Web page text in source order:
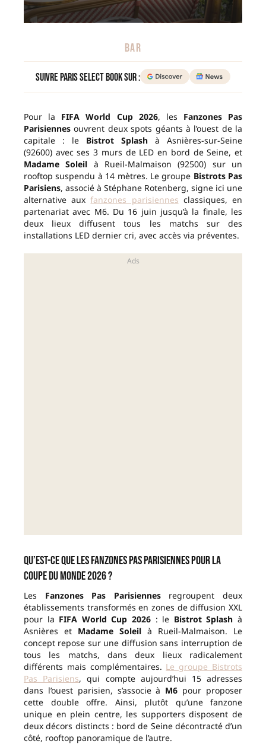
BAR
Suivre Paris Select Book sur :
Pour la FIFA World Cup 2026, les Fanzones Pas
Parisiennes ouvrent deux spots géants à l’ouest de la
capitale : le Bistrot Splash à Asnières-sur-Seine
(92600) avec ses 3 murs de LED en bord de Seine, et
Madame Soleil à Rueil-Malmaison (92500) sur un
rooftop suspendu à 14 mètres. Le groupe Bistrots Pas
Parisiens, associé à Stéphane Rotenberg, signe ici une
alternative auxfanzones parisiennes classiques, en
partenariat avec M6. Du 16 juin jusqu’à la finale, les
deux lieux diffusent tous les matchs sur des
installations LED dernier cri, avec accès via préventes.
Qu’est-ce que les Fanzones Pas Parisiennes pour la
Coupe du Monde 2026 ?
Les Fanzones Pas Parisiennesregroupent deux
établissements transformés en zones de diffusion XXL
pour la FIFA World Cup 2026 : le Bistrot Splash à
Asnières et Madame Soleil à Rueil-Malmaison. Le
concept repose sur une diffusion sans interruption de
tous les matchs, dans deux lieux radicalement
différents mais complémentaires. Le groupe Bistrots
Pas Parisiens, qui compte aujourd’hui 15 adresses
dans l’ouest parisien, s’associe à M6 pour proposer
cette double offre. Ainsi, plutôt qu’une fanzone
unique en plein centre, les supporters disposent de
deux décors distincts : bord de Seine décontracté d’un
côté, rooftop panoramique de l’autre.